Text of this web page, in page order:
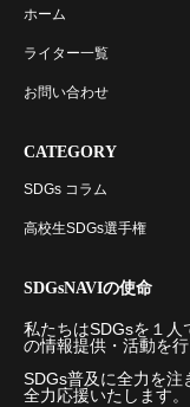
ホーム
ライター一覧
お問い合わせ
CATEGORY
SDGs コラム
高校生SDGs選手権
SDGsNAVIの使命
私たちはSDGsを１
の情報提供・活動を行
SDGs普及に全力を注
全力応援いたします。